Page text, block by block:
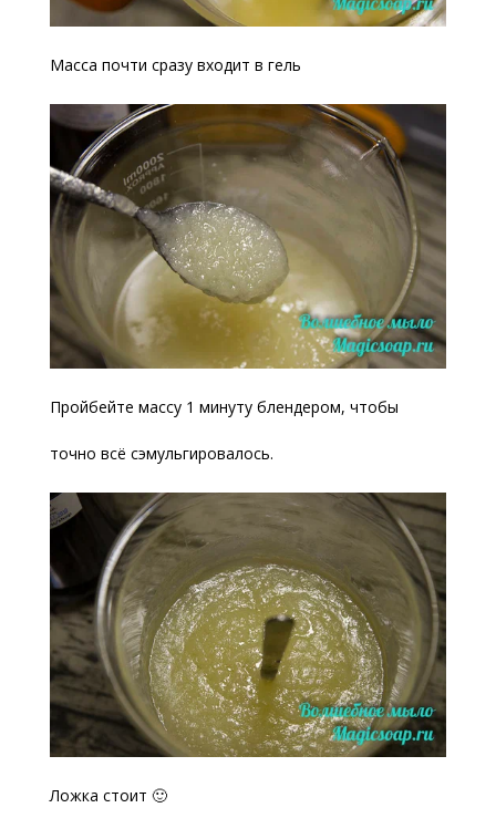
Масса почти сразу входит в гель
Пройбейте массу 1 минуту блендером, чтобы
точно всё сэмульгировалось.
Ложка стоит 🙂